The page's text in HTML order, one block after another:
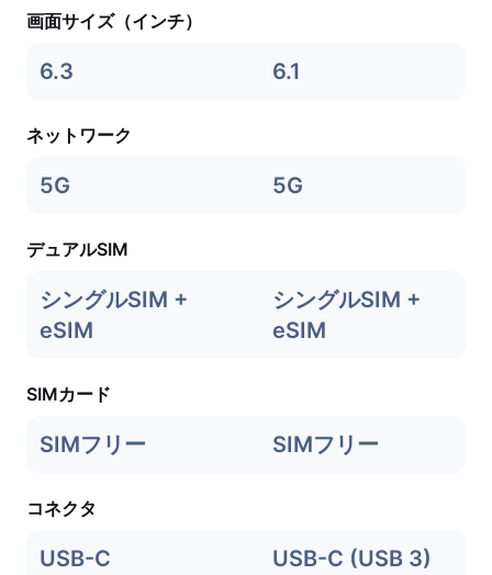
画面サイズ（インチ）
6.3 6.1
ネットワーク
5G 5G
デュアルSIM
シングルSIM +
eSIM
シングルSIM +
eSIM
SIMカード
SIMフリー SIMフリー
コネクタ
USB-C USB-C (USB 3)